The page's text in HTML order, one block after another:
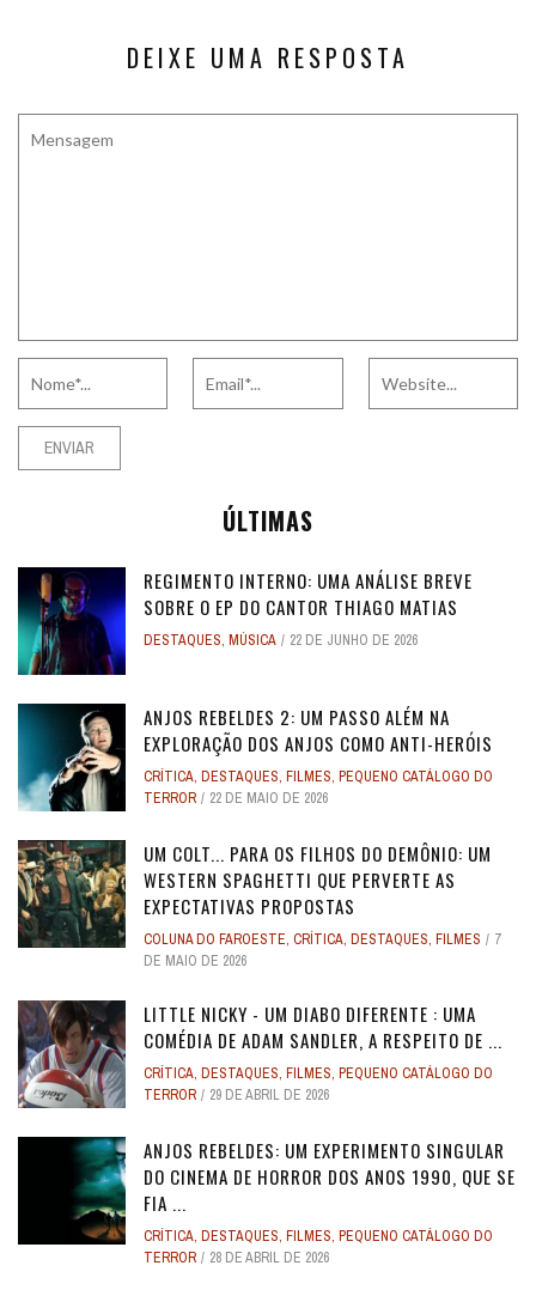
DEIXE UMA RESPOSTA
ÚLTIMAS
REGIMENTO INTERNO: UMA ANÁLISE BREVE
SOBRE O EP DO CANTOR THIAGO MATIAS
DESTAQUES, MÚSICA 22 DE JUNHO DE 2026
ANJOS REBELDES 2: UM PASSO ALÉM NA
EXPLORAÇÃO DOS ANJOS COMO ANTI-HERÓIS
CRÍTICA, DESTAQUES, FILMES, PEQUENO CATÁLOGO DO
TERROR
22 DE MAIO DE 2026
UM COLT... PARA OS FILHOS DO DEMÔNIO: UM
WESTERN SPAGHETTI QUE PERVERTE AS
EXPECTATIVAS PROPOSTAS
COLUNA DO FAROESTE, CRÍTICA, DESTAQUES, FILMES
7
DE MAIO DE 2026
LITTLE NICKY - UM DIABO DIFERENTE : UMA
COMÉDIA DE ADAM SANDLER, A RESPEITO DE ...
CRÍTICA, DESTAQUES, FILMES, PEQUENO CATÁLOGO DO
TERROR
29 DE ABRIL DE 2026
ANJOS REBELDES: UM EXPERIMENTO SINGULAR
DO CINEMA DE HORROR DOS ANOS 1990, QUE SE
FIA ...
CRÍTICA, DESTAQUES, FILMES, PEQUENO CATÁLOGO DO
TERROR
28 DE ABRIL DE 2026